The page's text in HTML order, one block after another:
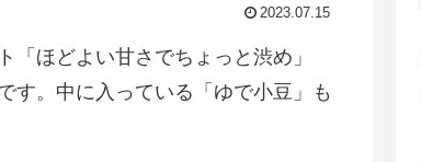
2023.07.15
ほどよい甘さでちょっと渋め」
す。中に入っている「ゆで小豆」も